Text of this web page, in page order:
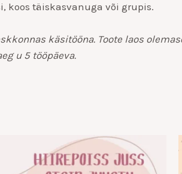
koos täiskasvanuga või grupis.
käsitööna. Toote laos
u 5 tööpäeva.
Hinnavahemik:
€6.00
kuni